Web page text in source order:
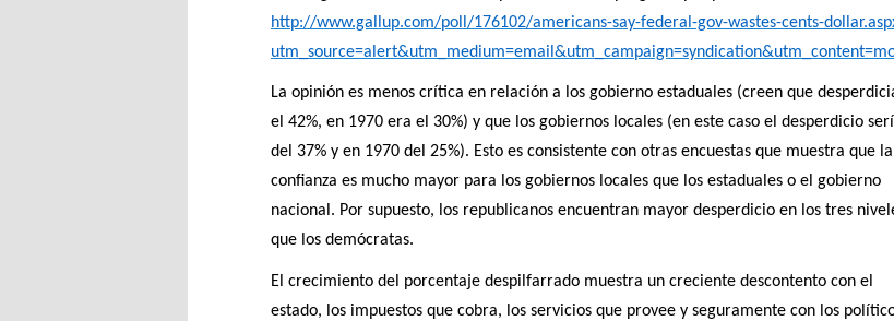
http://www.gallup.com/poll/176102/americans-say-federal-gov-wastes-cents-
La opinión es menos crítica en relación a los gobierno estaduales (creen que
el 42%, en 1970 era el 30%) y que los gobiernos locales (en este caso el desperdicio
del 37% y en 1970 del 25%). Esto es consistente con otras encuestas que muestra que la
confianza es mucho mayor para los gobiernos locales que los estaduales o el gobierno
nacional. Por supuesto, los republicanos encuentran mayor desperdicio en los tres
que los demócratas.
El crecimiento del porcentaje despilfarrado muestra un creciente descontento con el
estado, los impuestos que cobra, los servicios que provee y seguramente con los